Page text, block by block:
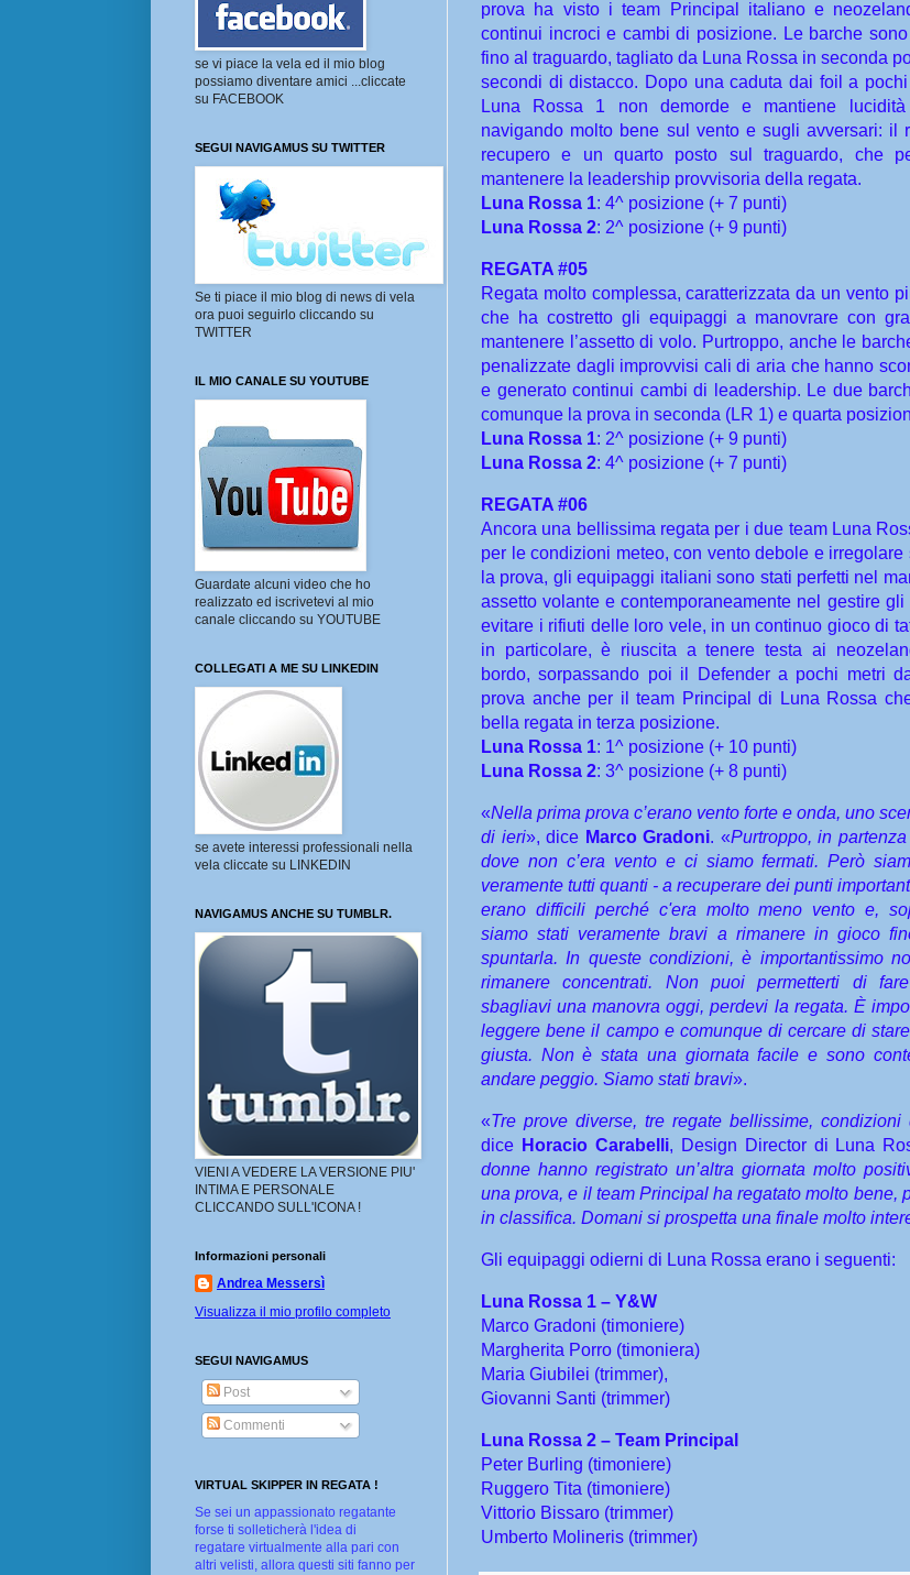
prova ha visto i team Principal italiano e
continui incroci e cambi di posizione. Le barche
fino al traguardo, tagliato da Luna Rossa in seconda
secondi di distacco. Dopo una caduta dai foil a
Luna Rossa 1 non demorde e mantiene lucidità
navigando molto bene sul vento e sugli avversari: il
recupero e un quarto posto sul traguardo, che
mantenere la leadership provvisoria della regata.
Luna Rossa 1: 4^ posizione (+ 7 punti)
Luna Rossa 2: 2^ posizione (+ 9 punti)
REGATA #05
Regata molto complessa, caratterizzata da un vento
che ha costretto gli equipaggi a manovrare con
mantenere l’assetto di volo. Purtroppo, anche le
penalizzate dagli improvvisi cali di aria che hanno
e generato continui cambi di leadership. Le due
comunque la prova in seconda (LR 1) e quarta
Luna Rossa 1: 2^ posizione (+ 9 punti)
Luna Rossa 2: 4^ posizione (+ 7 punti)
REGATA #06
Ancora una bellissima regata per i due team Luna
per le condizioni meteo, con vento debole e irregolare
la prova, gli equipaggi italiani sono stati perfetti nel
assetto volante e contemporaneamente nel gestire gli
evitare i rifiuti delle loro vele, in un continuo gioco di
in particolare, è riuscita a tenere testa ai
bordo, sorpassando poi il Defender a pochi metri
prova anche per il team Principal di Luna Rossa
bella regata in terza posizione.
Luna Rossa 1: 1^ posizione (+ 10 punti)
Luna Rossa 2: 3^ posizione (+ 8 punti)
«Nella prima prova c’erano vento forte e onda, uno
di ieri», dice Marco Gradoni. «Purtroppo, in
dove non c’era vento e ci siamo fermati. Però
veramente tutti quanti - a recuperare dei punti
erano difficili perché c'era molto meno vento e,
siamo stati veramente bravi a rimanere in gioco
spuntarla. In queste condizioni, è importantissimo
rimanere concentrati. Non puoi permetterti di
sbagliavi una manovra oggi, perdevi la regata. È
leggere bene il campo e comunque di cercare di
giusta. Non è stata una giornata facile e sono
andare peggio. Siamo stati bravi».
«Tre prove diverse, tre regate bellissime,
dice Horacio Carabelli, Design Director di Luna
donne hanno registrato un’altra giornata molto
una prova, e il team Principal ha regatato molto bene,
in classifica. Domani si prospetta una finale molto
Gli equipaggi odierni di Luna Rossa erano i seguenti:
Luna Rossa 1 – Y&W
Marco Gradoni (timoniere)
Margherita Porro (timoniera)
Maria Giubilei (trimmer),
Giovanni Santi (trimmer)
Luna Rossa 2 – Team Principal
Peter Burling (timoniere)
Ruggero Tita (timoniere)
Vittorio Bissaro (trimmer)
Umberto Molineris (trimmer)
se vi piace la vela ed il mio blog
possiamo diventare amici ...cliccate
su FACEBOOK
SEGUI NAVIGAMUS SU TWITTER
Se ti piace il mio blog di news di vela
ora puoi seguirlo cliccando su
TWITTER
IL MIO CANALE SU YOUTUBE
Guardate alcuni video che ho
realizzato ed iscrivetevi al mio
canale cliccando su YOUTUBE
COLLEGATI A ME SU LINKEDIN
se avete interessi professionali nella
vela cliccate su LINKEDIN
NAVIGAMUS ANCHE SU TUMBLR.
VIENI A VEDERE LA VERSIONE PIU'
INTIMA E PERSONALE
CLICCANDO SULL'ICONA !
Informazioni personali
Andrea Messersì
Visualizza il mio profilo completo
SEGUI NAVIGAMUS
Post
Commenti
VIRTUAL SKIPPER IN REGATA !
Se sei un appassionato regatante
forse ti solleticherà l'idea di
regatare virtualmente alla pari con
altri velisti, allora questi siti fanno per